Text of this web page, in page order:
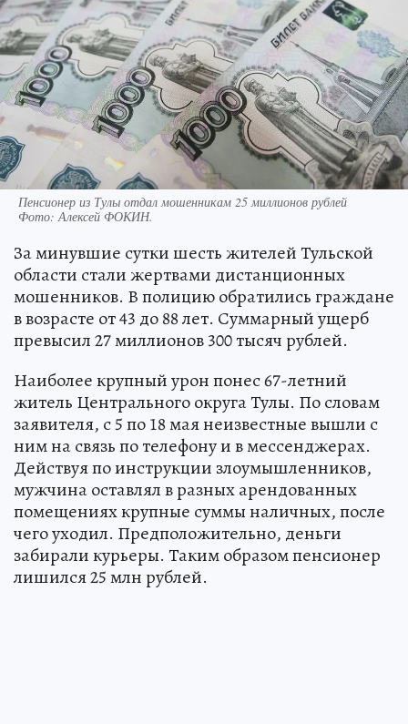
Пенсионер из Тулы отдал мошенникам 25 миллионов рублей
Фото: Алексей ФОКИН.
За минувшие сутки шесть жителей Тульской
области стали жертвами дистанционных
мошенников. В полицию обратились граждане
в возрасте от 43 до 88 лет. Суммарный ущерб
превысил 27 миллионов 300 тысяч рублей.
Наиболее крупный урон понес 67-летний
житель Центрального округа Тулы. По словам
заявителя, с 5 по 18 мая неизвестные вышли с
ним на связь по телефону и в мессенджерах.
Действуя по инструкции злоумышленников,
мужчина оставлял в разных арендованных
помещениях крупные суммы наличных, после
чего уходил. Предположительно, деньги
забирали курьеры. Таким образом пенсионер
лишился 25 млн рублей.